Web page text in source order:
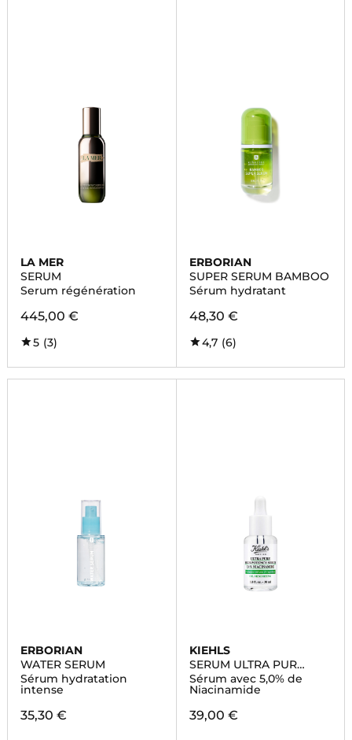
LA MER
SERUM
Serum régénération
445,00 €
5 (3)
ERBORIAN
SUPER SERUM BAMBOO
Sérum hydratant
48,30 €
4,7 (6)
ERBORIAN
WATER SERUM
Sérum hydratation
intense
35,30 €
KIEHLS
SERUM ULTRA PUR
HAUTE PERFORMANCE
Sérum avec 5,0% de
Niacinamide
39,00 €